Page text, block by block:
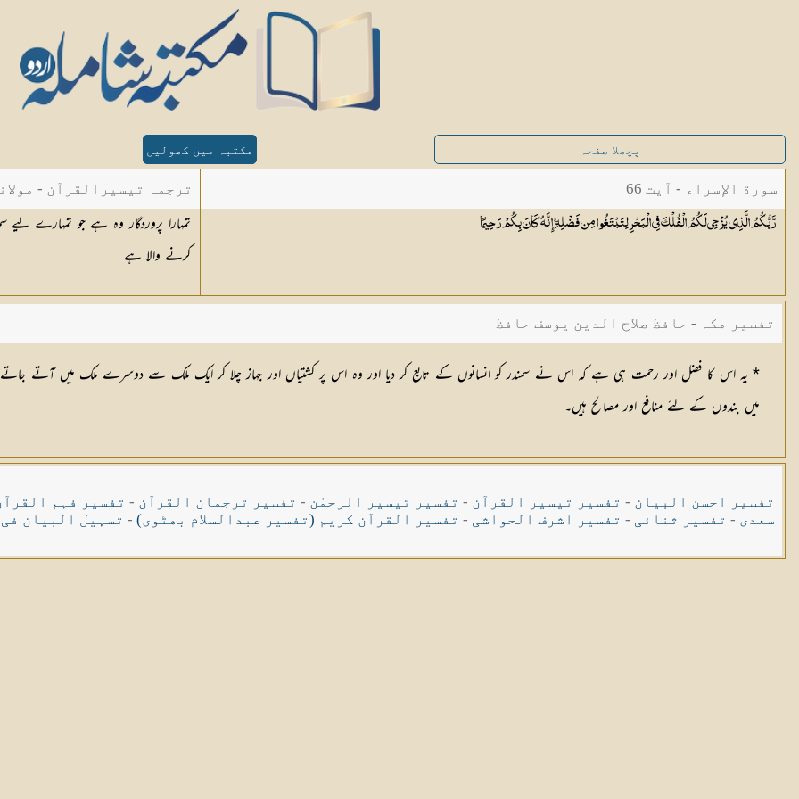
پچھلا صفحہ مکتبہ میں کھولیں
سورة الإسراء - آیت 66
رَّبُّكُمُ الَّذِي يُزْجِي لَكُمُ الْفُلْكَ فِي الْبَحْرِ لِتَبْتَغُوا مِن فَضْلِهِ ۚ إِنَّهُ كَانَ بِكُمْرَحِيمًا
ترجمہ تیسیرالقرآن -
تمہارا پروردگار وہ ہے جو تمہارے لیے
کرنے والا ہے
تفسیر مکہ - حافظ صلاح الدین یوسف حافظ
* یہ اس کا فضل اور رحمت ہی ہے کہ اس نے سمندر کو انسانوں کے تابع کر دیا اور وہ اس پر کشتیاں اور جہاز چلا کر ایک ملک سے دوسرے ملک میں آتے جاتے
میں بندوں کے لئے منافع اور مصالح ہیں۔
تفسیر احسن البیان - تفسیر تیسیر القرآن - تفسیر تیسیر الرحمٰن - تفسیر ترجمان القرآن - تفسیر فہم
سعدی - تفسیر ثنائی - تفسیر اشرف الحواشی - تفسیر القرآن کریم (تفسیر عبدالسلام بھٹوی) - تسہیل البیان